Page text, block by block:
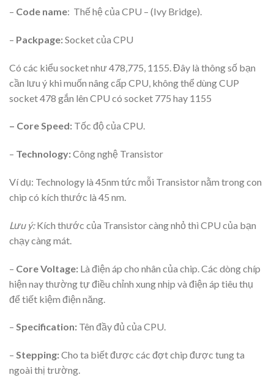
– Code name: Thế hệ của CPU – (Ivy Bridge).
– Packpage:Socket của CPU
Có các kiểu socket như 478,775, 1155. Đây là thông số bạn
cần lưu ý khi muốn nâng cấp CPU, không thể dùng CUP
socket 478 gắn lên CPU có socket 775 hay 1155
– Core Speed: Tốc độ của CPU.
– Technology:Công nghệ Transistor
Ví dụ: Technology là 45nm tức mỗi Transistor nằm trong con
chip có kích thước là 45 nm.
Lưu ý:Kích thước của Transistor càng nhỏ thì CPU của bạn
chạy càng mát.
– Core Voltage: Là điện áp cho nhân của chip. Các dòng chíp
hiện nay thường tự điều chỉnh xung nhịp và điện áp tiêu thụ
để tiết kiệm điện năng.
– Specification: Tên đầy đủ của CPU.
– Stepping:Cho ta biết được các đợt chip được tung ta
ngoài thị trường.